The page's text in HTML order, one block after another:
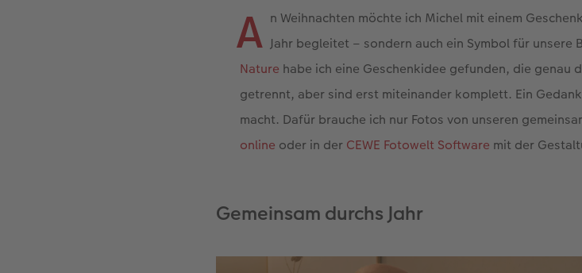
A n Weihnachten möchte ich Michel mit einem
Jahr begleitet – sondern auch ein Symbol für unsere
Nature habe ich eine Geschenkidee gefunden, die
getrennt, aber sind erst miteinander komplett. Ein
macht. Dafür brauche ich nur Fotos von unseren
online oder in der CEWE Fotowelt Software mit der
Gemeinsam durchs Jahr